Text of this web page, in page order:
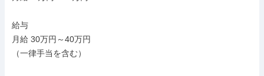
給与
月給 30万円～40万円
（一律手当を含む）